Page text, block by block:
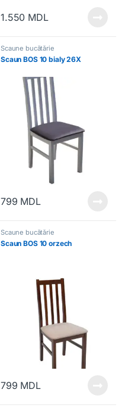
1.550 MDL
Scaune bucătărie
Scaun BOS 10 bialy 26X
799 MDL
Scaune bucătărie
Scaun BOS 10 orzech
799 MDL